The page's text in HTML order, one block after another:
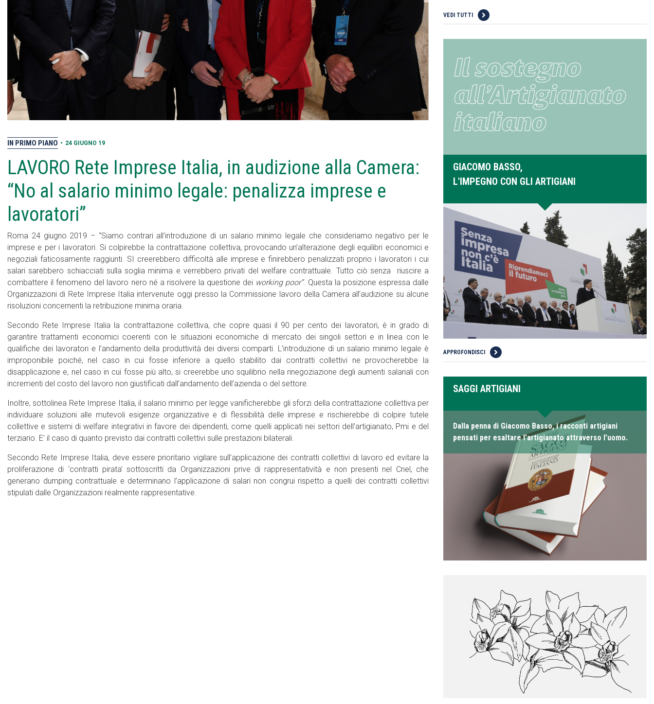
IN PRIMO PIANO • 24 GIUGNO 19
LAVORO Rete Imprese Italia, in audizione alla Camera:
“No al salario minimo legale: penalizza imprese e
lavoratori”
Roma 24 giugno 2019 – “Siamo contrari all’introduzione di un salario minimo legale che consideriamo negativo per le
imprese e per i lavoratori. Si colpirebbe la contrattazione collettiva, provocando un’alterazione degli equilibri economici e
negoziali faticosamente raggiunti. SI creerebbero difficoltà alle imprese e finirebbero penalizzati proprio i lavoratori i cui
salari sarebbero schiacciati sulla soglia minima e verrebbero privati del welfare contrattuale. Tutto ciò senza riuscire a
combattere il fenomeno del lavoro nero né a risolvere la questione dei working poor”. Questa la posizione espressa dalle
Organizzazioni di Rete Imprese Italia intervenute oggi presso la Commissione lavoro della Camera all’audizione su alcune
risoluzioni concernenti la retribuzione minima oraria.
Secondo Rete Imprese Italia la contrattazione collettiva, che copre quasi il 90 per cento dei lavoratori, è in grado di
garantire trattamenti economici coerenti con le situazioni economiche di mercato dei singoli settori e in linea con le
qualifiche dei lavoratori e l’andamento della produttività dei diversi comparti. L’introduzione di un salario minimo legale è
improponibile poiché, nel caso in cui fosse inferiore a quello stabilito dai contratti collettivi ne provocherebbe la
disapplicazione e, nel caso in cui fosse più alto, si creerebbe uno squilibrio nella rinegoziazione degli aumenti salariali con
incrementi del costo del lavoro non giustificati dall’andamento dell’azienda o del settore.
Inoltre, sottolinea Rete Imprese Italia, il salario minimo per legge vanificherebbe gli sforzi della contrattazione collettiva per
individuare soluzioni alle mutevoli esigenze organizzative e di flessibilità delle imprese e rischierebbe di colpire tutele
collettive e sistemi di welfare integrativi in favore dei dipendenti, come quelli applicati nei settori dell’artigianato, Pmi e del
terziario. E’ il caso di quanto previsto dai contratti collettivi sulle prestazioni bilaterali.
Secondo Rete Imprese Italia, deve essere prioritario vigilare sull’applicazione dei contratti collettivi di lavoro ed evitare la
proliferazione di ‘contratti pirata’ sottoscritti da Organizzazioni prive di rappresentatività e non presenti nel Cnel, che
generano dumping contrattuale e determinano l’applicazione di salari non congrui rispetto a quelli dei contratti collettivi
stipulati dalle Organizzazioni realmente rappresentative.
VEDI TUTTI
GIACOMO BASSO,
L'IMPEGNO CON GLI ARTIGIANI
APPROFONDISCI
SAGGI ARTIGIANI
Dalla penna di Giacomo Basso, i racconti artigiani
pensati per esaltare l’artigianato attraverso l’uomo.